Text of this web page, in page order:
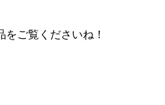
ご覧くださいね！